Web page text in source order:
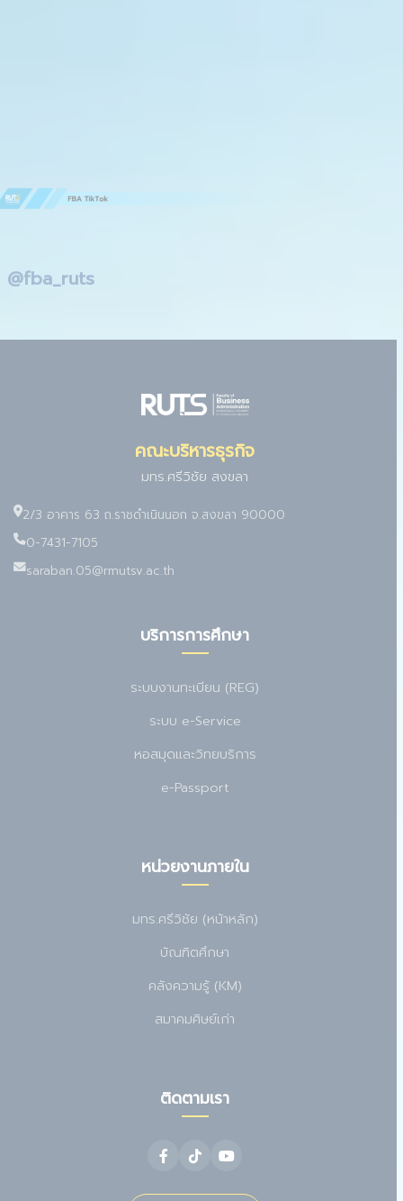
@fba_ruts
คณะบริหารธุรกิจ
มทร.ศรีวิชัย สงขลา
2/3 อาคาร 63 ถ.ราชดำเนินนอก จ.สงขลา 90000
0-7431-7105
saraban.05@rmutsv.ac.th
บริการการศึกษา
ระบบงานทะเบียน (REG)
ระบบ e-Service
หอสมุดและวิทยบริการ
e-Passport
หน่วยงานภายใน
มทร.ศรีวิชัย (หน้าหลัก)
บัณฑิตศึกษา
คลังความรู้ (KM)
สมาคมศิษย์เก่า
ติดตามเรา